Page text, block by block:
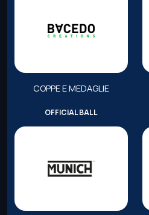
COPPE E MEDAGLIE
OFFICIAL BALL